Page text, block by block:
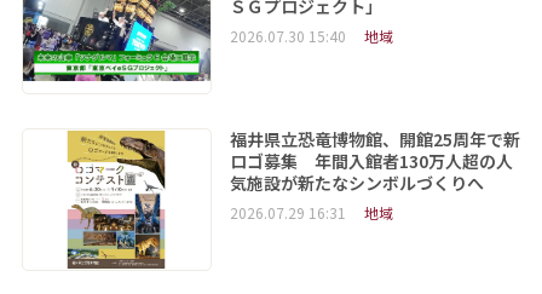
ＳＧプロジェクト」
2026.07.30 15:40 地域
福井県立恐竜博物館、開館25周年で新
ロゴ募集 年間入館者130万人超の人
気施設が新たなシンボルづくりへ
2026.07.29 16:31 地域